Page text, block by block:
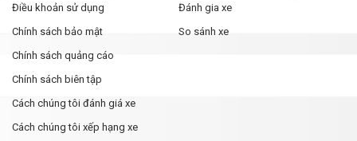
Điều khoản sử dụng
Chính sách bảo mật
Chính sách quảng cáo
Chính sách biên tập
Cách chúng tôi đánh giá xe
Cách chúng tôi xếp hạng xe
Đánh gia xe
So sánh xe